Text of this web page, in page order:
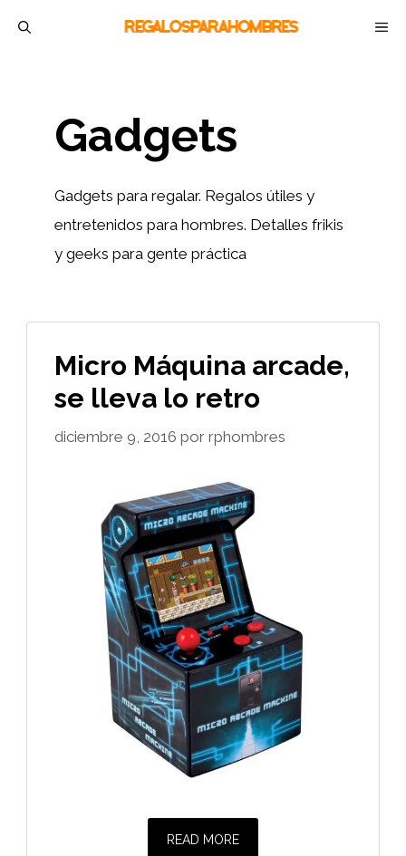
Gadgets
Gadgets para regalar. Regalos útiles y
entretenidos para hombres. Detalles frikis
y geeks para gente práctica
Micro Máquina arcade,
se lleva lo retro
diciembre 9, 2016 por rphombres
READ MORE